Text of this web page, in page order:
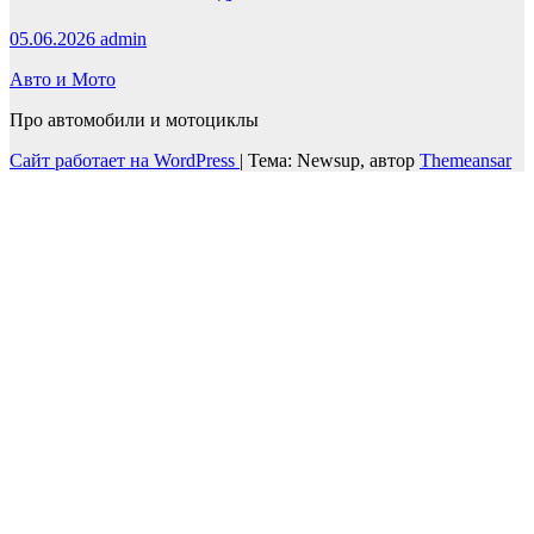
05.06.2026 admin
Авто и Мото
Про автомобили и мотоциклы
Сайт работает на WordPress | Тема: Newsup, автор Themeansar